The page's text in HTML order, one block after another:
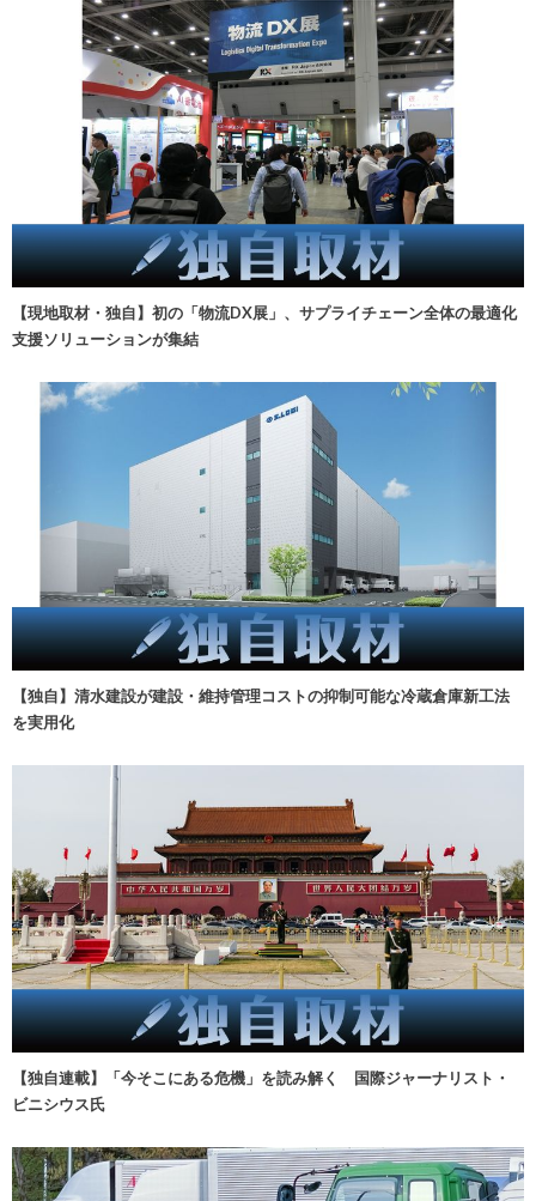
【現地取材・独自】初の「物流DX展」、サプライチェーン全体の最適化
支援ソリューションが集結
【独自】清水建設が建設・維持管理コストの抑制可能な冷蔵倉庫新工法
を実用化
【独自連載】「今そこにある危機」を読み解く 国際ジャーナリスト・
ビニシウス氏